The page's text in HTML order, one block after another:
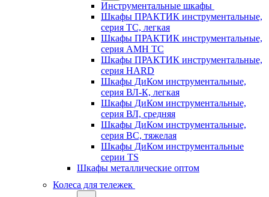
Инструментальные шкафы
Шкафы ПРАКТИК инструментальные,
серия ТC, легкая
Шкафы ПРАКТИК инструментальные,
серия AMH TC
Шкафы ПРАКТИК инструментальные,
серия HARD
Шкафы ДиКом инструментальные,
cерия ВЛ-К, легкая
Шкафы ДиКом инструментальные,
серия ВЛ, средняя
Шкафы ДиКом инструментальные,
серия ВС, тяжелая
Шкафы ДиКом инструментальные
серии TS
Шкафы металлические оптом
Колеса для тележек